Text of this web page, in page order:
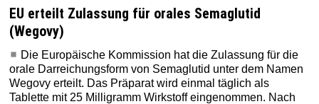
EU erteilt Zulassung für orales Semaglutid
(Wegovy)
Die Europäische Kommission hat die Zulassung für die
orale Darreichungsform von Semaglutid unter dem Namen
Wegovy erteilt. Das Präparat wird einmal täglich als
Tablette mit 25 Milligramm Wirkstoff eingenommen. Nach